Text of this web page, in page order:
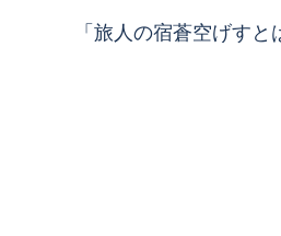
「旅人の宿蒼空げすと